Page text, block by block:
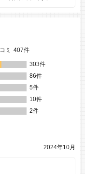
ミ 407件
303件
86件
5件
10件
2件
2024年10月